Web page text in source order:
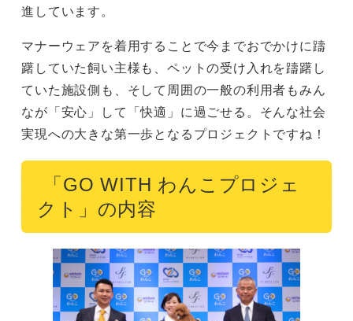
進しています。
マナーウェアを着用することで今までおでかけに躊
躇していた飼い主様も、ペットの受け入れを躊躇し
ていた施設側も、そして周囲の一般の利用者もみん
なが「安心」して「快適」に過ごせる。そんな社会
実現への大きな第一歩となるプロジェクトですね！
「GO WITH わんこプロジェ
クト」の内容